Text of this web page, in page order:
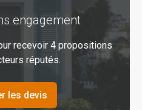
engagement
recevoir 4 propositions
réputés.
les devis